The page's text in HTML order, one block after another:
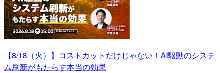
【8/18（火）】コストカットだけじゃない！AI駆動のシステ
ム刷新がもたらす本当の効果